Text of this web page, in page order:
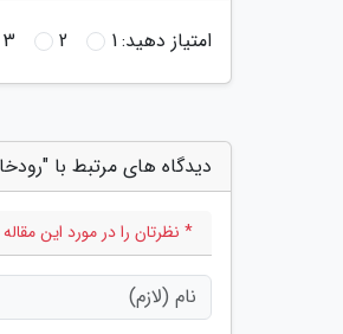
امتیاز دهید:1
2
3
دیدگاه های مرتبط با
* نظرتان را در مورد این مقاله